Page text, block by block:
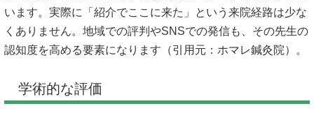
います。実際に「紹介でここに来た」という来院経路は少な
くありません。地域での評判やSNSでの発信も、その先生の
認知度を高める要素になります（引用元： ホマレ鍼灸院）。
学術的な評価